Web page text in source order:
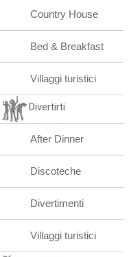
Country House
Bed & Breakfast
Villaggi turistici
Divertirti
After Dinner
Discoteche
Divertimenti
Villaggi turistici